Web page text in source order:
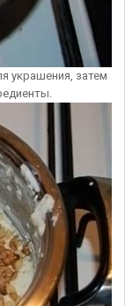
украшения, затем